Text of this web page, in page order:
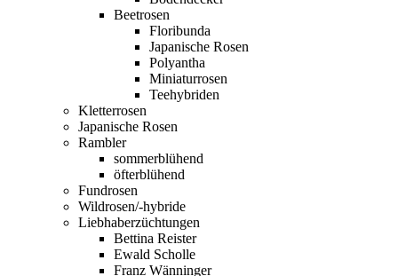
Beetrosen
Floribunda
Japanische Rosen
Polyantha
Miniaturrosen
Teehybriden
Kletterrosen
Japanische Rosen
Rambler
sommerblühend
öfterblühend
Fundrosen
Wildrosen/-hybride
Liebhaberzüchtungen
Bettina Reister
Ewald Scholle
Franz Wänninger